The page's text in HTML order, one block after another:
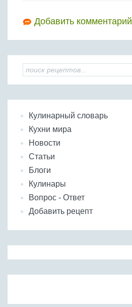
Добавить комментарий
Кулинарный словарь
Кухни мира
Новости
Статьи
Блоги
Кулинары
Вопрос - Ответ
Добавить рецепт